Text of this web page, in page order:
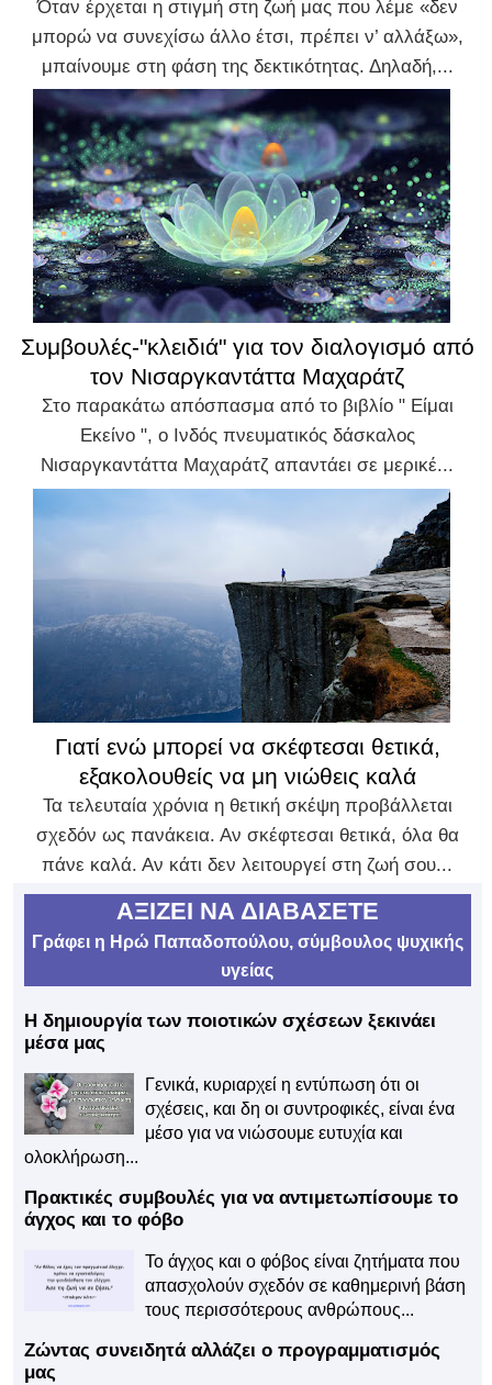
Όταν έρχεται η στιγμή στη ζωή μας που λέμε «δεν
μπορώ να συνεχίσω άλλο έτσι, πρέπει ν’ αλλάξω»,
μπαίνουμε στη φάση της δεκτικότητας. Δηλαδή,...
Συμβουλές-"κλειδιά" για τον διαλογισμό από
τον Νισαργκαντάττα Μαχαράτζ
Στο παρακάτω απόσπασμα από το βιβλίο " Είμαι
Εκείνο ", ο Ινδός πνευματικός δάσκαλος
Νισαργκαντάττα Μαχαράτζ απαντάει σε μερικέ...
Γιατί ενώ μπορεί να σκέφτεσαι θετικά,
εξακολουθείς να μη νιώθεις καλά
Τα τελευταία χρόνια η θετική σκέψη προβάλλεται
σχεδόν ως πανάκεια. Αν σκέφτεσαι θετικά, όλα θα
πάνε καλά. Αν κάτι δεν λειτουργεί στη ζωή σου...
ΑΞΙΖΕΙ ΝΑ ΔΙΑΒΑΣΕΤΕ
Γράφει η Ηρώ Παπαδοπούλου, σύμβουλος ψυχικής
υγείας
Η δημιουργία των ποιοτικών σχέσεων ξεκινάει
μέσα μας
Γενικά, κυριαρχεί η εντύπωση ότι οι
σχέσεις, και δη οι συντροφικές, είναι ένα
μέσο για να νιώσουμε ευτυχία και
ολοκλήρωση...
Πρακτικές συμβουλές για να αντιμετωπίσουμε το
άγχος και το φόβο
Το άγχος και ο φόβος είναι ζητήματα που
απασχολούν σχεδόν σε καθημερινή βάση
τους περισσότερους ανθρώπους...
Ζώντας συνειδητά αλλάζει ο προγραμματισμός
μας